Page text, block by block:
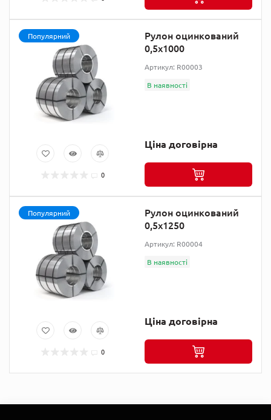
Популярний
0
Рулон оцинкований
0,5х1000
Артикул: R00003
В наявності
Ціна договірна
Популярний
0
Рулон оцинкований
0,5х1250
Артикул: R00004
В наявності
Ціна договірна